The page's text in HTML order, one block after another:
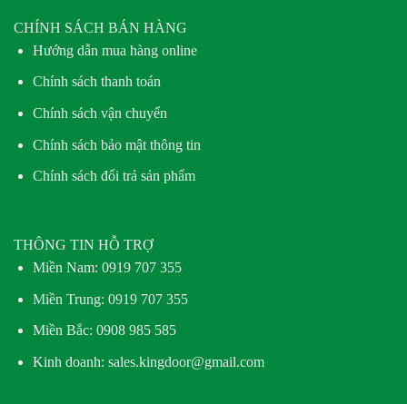
CHÍNH SÁCH BÁN HÀNG
Hướng dẫn mua hàng online
Chính sách thanh toán
Chính sách vận chuyển
Chính sách bảo mật thông tin
Chính sách đổi trả sản phẩm
THÔNG TIN HỖ TRỢ
Miền Nam: 0919 707 355
Miền Trung: 0919 707 355
Miền Bắc: 0908 985 585
Kinh doanh: sales.kingdoor@gmail.com